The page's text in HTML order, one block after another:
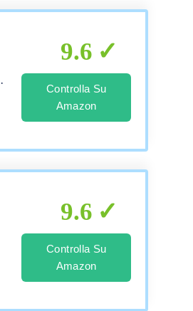
9.6
Controlla Su
Amazon
9.6
Controlla Su
Amazon